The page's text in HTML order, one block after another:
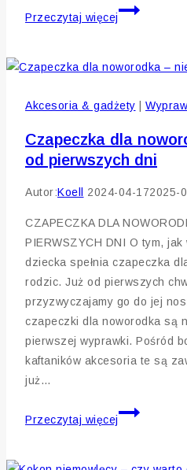
Przeczytaj więcej
Jaki
Porady
rodziców
Akcesoria & gadżety
Czapeczka dla
od pierwszych dni
Autor:Koell 2024-04-172025-
CZAPECZKA DLA
PIERWSZYCH DNI O tym,
dziecka spełnia czapeczka
rodzic. Już od pierwszych
przyzwyczajamy go do jej
czapeczki dla noworodka są
pierwszej wyprawki. Pośród
kaftaników akcesoria te są
już…
Przeczytaj więcej
Czapeczka